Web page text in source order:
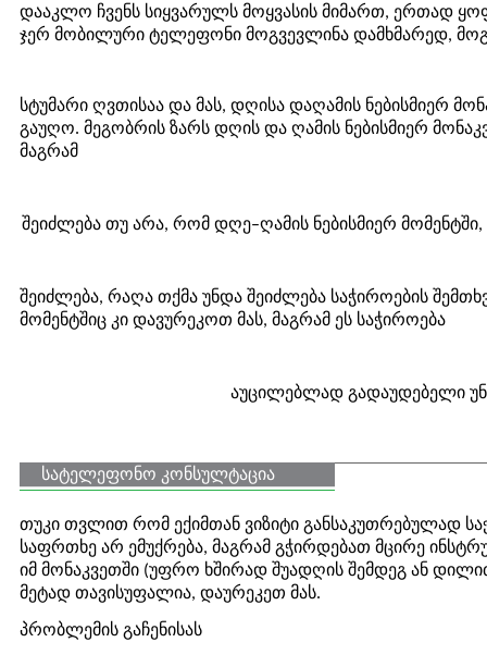
დააკლო ჩვენს სიყვარულს მოყვასის მიმართ, ერთად
ჯერ მობილური ტელეფონი მოგვევლინა დამხმარედ,
სტუმარი ღვთისაა და მას, დღისა დაღამის ნებისმიერ
გაუღო. მეგობრის ზარს დღის და ღამის ნებისმიერ
მაგრამ
შეიძლება თუ არა, რომ დღე–ღამის ნებისმიერ
შეიძლება, რაღა თქმა უნდა შეიძლება საჭიროების
მომენტშიც კი დავურეკოთ მას, მაგრამ ეს საჭიროება
აუცილებლად გადაუდებელი
სატელეფონო კონსულტაცია
თუკი თვლით რომ ექიმთან ვიზიტი განსაკუთრებულად
საფრთხე არ ემუქრება, მაგრამ გჭირდებათ მცირე
იმ მონაკვეთში (უფრო ხშირად შუადღის შემდეგ ან
მეტად თავისუფალია, დაურეკეთ მას.
პრობლემის გაჩენისას